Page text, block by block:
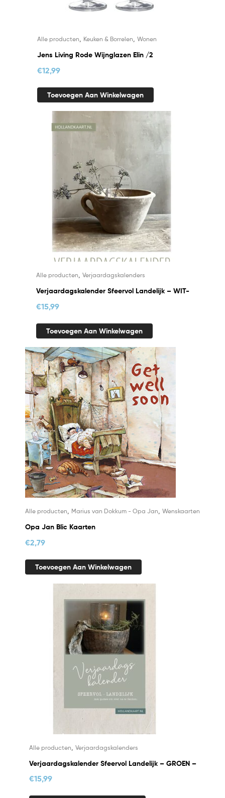
Alle producten Keuken & Borrelen Wonen
Jens Living Rode Wijnglazen Elin /2
€12,99
Toevoegen Aan Winkelwagen
Alle producten Verjaardagskalenders
Verjaardagskalender Sfeervol Landelijk – WIT-
€15,99
Toevoegen Aan Winkelwagen
Alle producten, Marius van Dokkum - Opa Jan, Wenskaarten
Opa Jan Blic Kaarten
€2,79
Toevoegen Aan Winkelwagen
Alle producten Verjaardagskalenders
Verjaardagskalender Sfeervol Landelijk – GROEN –
€15,99